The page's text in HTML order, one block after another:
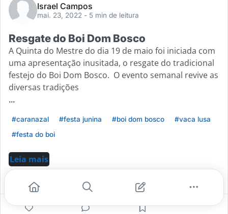
Israel Campos
mai. 23, 2022 - 5 min de leitura
Resgate do Boi Dom Bosco
A Quinta do Mestre do dia 19 de maio foi iniciada com
uma apresentação inusitada, o resgate do tradicional
festejo do Boi Dom Bosco. O evento semanal revive as
diversas tradições
...
#caranazal #festa junina #boi dom bosco
#vaca lusa
#festa do boi
Leia mais